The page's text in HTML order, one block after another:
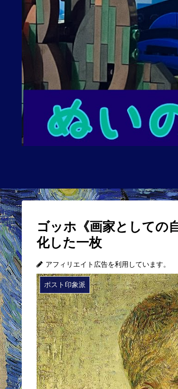
ゴッホ《画家としての
化した一枚
アフィリエイト広告を利用しています。
ポスト印象派